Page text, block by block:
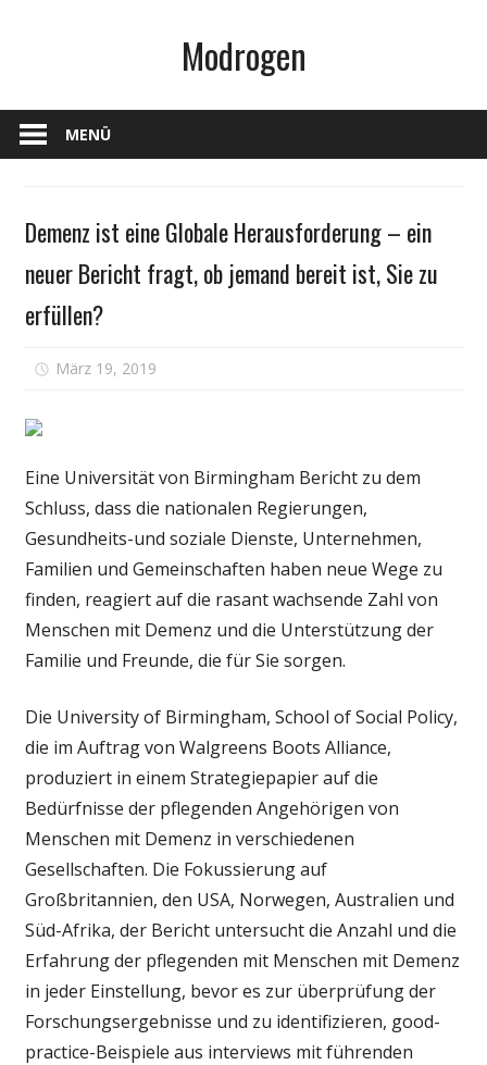
Modrogen
MENÜ
Gesundheit
Demenz ist eine Globale Herausforderung – ein
neuer Bericht fragt, ob jemand bereit ist, Sie zu
erfüllen?
März 19, 2019
Globale
ein
neuer
Bericht
fragt,
bereit
Sie
zu
erfüllen?
Eine Universität von Birmingham Bericht zu dem
Schluss, dass die nationalen Regierungen,
Gesundheits-und soziale Dienste, Unternehmen,
Familien und Gemeinschaften haben neue Wege zu
finden, reagiert auf die rasant wachsende Zahl von
Menschen mit Demenz und die Unterstützung der
Familie und Freunde, die für Sie sorgen.
Die University of Birmingham, School of Social Policy,
die im Auftrag von Walgreens Boots Alliance,
produziert in einem Strategiepapier auf die
Bedürfnisse der pflegenden Angehörigen von
Menschen mit Demenz in verschiedenen
Gesellschaften. Die Fokussierung auf
Großbritannien, den USA, Norwegen, Australien und
Süd-Afrika, der Bericht untersucht die Anzahl und die
Erfahrung der pflegenden mit Menschen mit Demenz
in jeder Einstellung, bevor es zur überprüfung der
Forschungsergebnisse und zu identifizieren, good-
practice-Beispiele aus interviews mit führenden